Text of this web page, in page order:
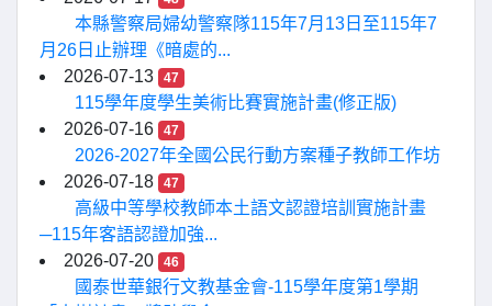
本縣警察局婦幼警察隊115年7月13日至115年7
月26日止辦理《暗處的...
2026-07-13
47
115學年度學生美術比賽實施計畫(修正版)
2026-07-16
47
2026-2027年全國公民行動方案種子教師工作坊
2026-07-18
47
高級中等學校教師本土語文認證培訓實施計畫
─115年客語認證加強...
2026-07-20
46
國泰世華銀行文教基金會-115學年度第1學期